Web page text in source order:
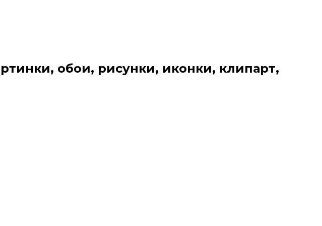
обои, рисунки, иконки, клипарт,